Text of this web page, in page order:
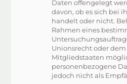
Daten offengelegt
davon, ob es sich bei
handelt oder nicht.
Rahmen eines
Unionsrecht oder
Mitgliedstaaten
personenbezogene
jedoch nicht als